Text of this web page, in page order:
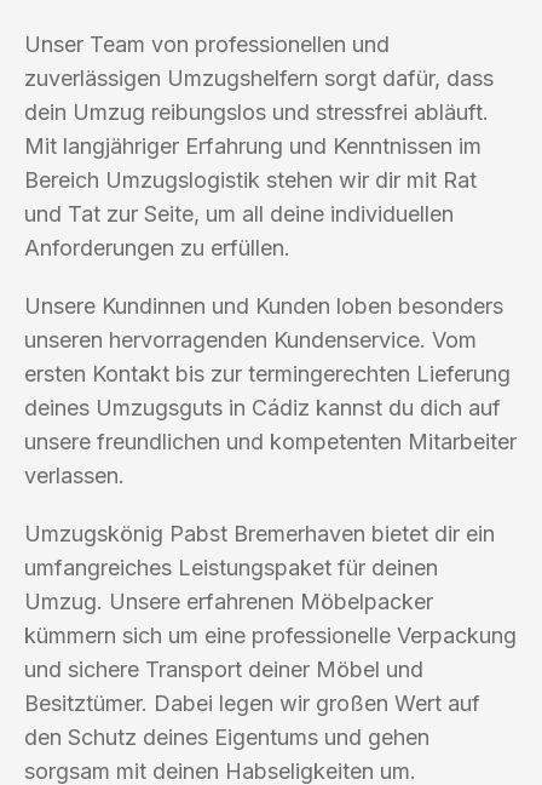
Unser Team von professionellen und
zuverlässigen Umzugshelfern sorgt dafür, dass
dein Umzug reibungslos und stressfrei abläuft.
Mit langjähriger Erfahrung und Kenntnissen im
Bereich Umzugslogistik stehen wir dir mit Rat
und Tat zur Seite, um all deine individuellen
Anforderungen zu erfüllen.
Unsere Kundinnen und Kunden loben besonders
unseren hervorragenden Kundenservice. Vom
ersten Kontakt bis zur termingerechten Lieferung
deines Umzugsguts in Cádiz kannst du dich auf
unsere freundlichen und kompetenten Mitarbeiter
verlassen.
Umzugskönig Pabst Bremerhaven bietet dir ein
umfangreiches Leistungspaket für deinen
Umzug. Unsere erfahrenen Möbelpacker
kümmern sich um eine professionelle Verpackung
und sichere Transport deiner Möbel und
Besitztümer. Dabei legen wir großen Wert auf
den Schutz deines Eigentums und gehen
sorgsam mit deinen Habseligkeiten um.